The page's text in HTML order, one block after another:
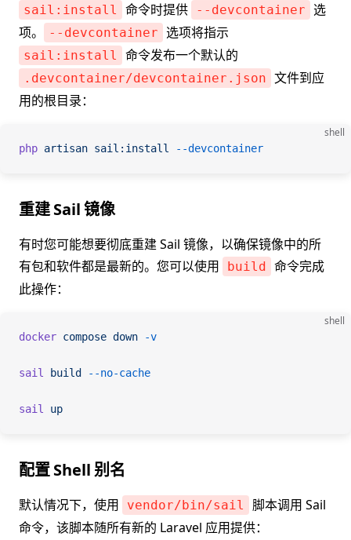
sail:install 命令时提供 --devcontainer 选
项。
--devcontainer 选项将指示
sail:install 命令发布一个默认的
.devcontainer/devcontainer.json 文件到应
用的根目录：
shell
php artisan sail:install --devcontainer
重建 Sail 镜像
有时您可能想要彻底重建 Sail 镜像，以确保镜像中的所
有包和软件都是最新的。您可以使用
build 命令完成
此操作：
shell
docker compose down -v
sail build --no-cache
sail up
配置 Shell 别名
默认情况下，使用 vendor/bin/sail
脚本调用 Sail
命令，该脚本随所有新的 Laravel 应用提供：